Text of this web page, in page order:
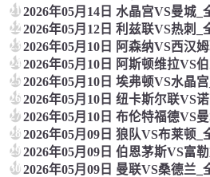
212026年05月14日 水晶宫VS曼城_
222026年05月12日 利兹联VS热刺_
23
24
252026年05月10日 埃弗顿VS水晶
26
27
282026年05月09日 狼队VS布莱顿_
29
302026年05月09日 曼联VS桑德兰_